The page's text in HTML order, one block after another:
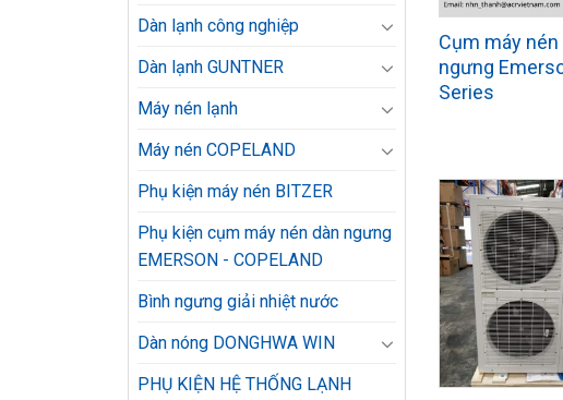
Dàn lạnh công nghiệp
Dàn lạnh GUNTNER
Máy nén lạnh
Máy nén COPELAND
Phụ kiện máy nén BITZER
Phụ kiện cụm máy nén dàn ngưng
EMERSON - COPELAND
Bình ngưng giải nhiệt nước
Dàn nóng DONGHWA WIN
PHỤ KIỆN HỆ THỐNG LẠNH
Cụm máy nén
ngưng
Series